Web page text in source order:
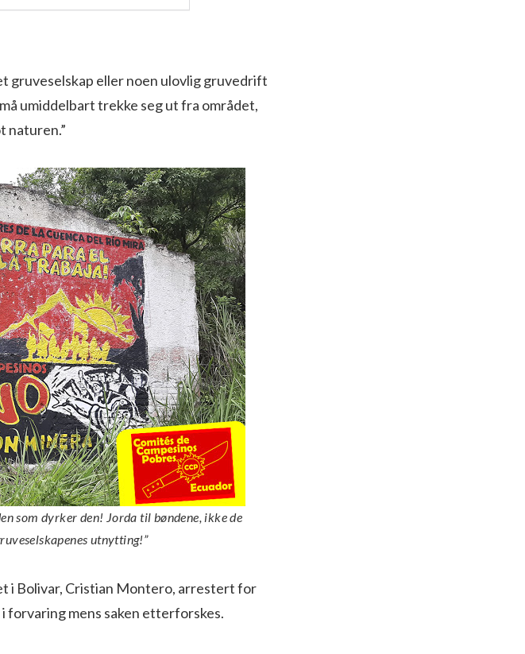
gruveselskap eller noen ulovlig gruvedrift
umiddelbart trekke seg ut fra området,
naturen.”
som dyrker den! Jorda til bøndene, ikke de
utnytting!”
i Bolivar, Cristian Montero, arrestert for
mens saken etterforskes.